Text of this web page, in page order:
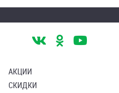
АКЦИИ
СКИДКИ